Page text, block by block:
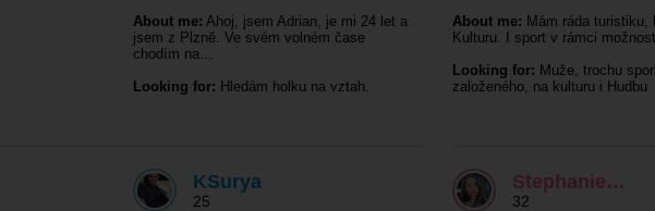
About me: Ahoj, jsem Adrian, je mi 24 let a
jsem z Plzně. Ve svém volném čase
chodím na…
Looking for: Hledám holku na vztah.
KSurya
25
About me: Mám ráda turistiku,
Kulturu. I sport v rámci
Looking for: Muže, trochu
založeného, na kulturu i Hudbu
Stephanie…
32